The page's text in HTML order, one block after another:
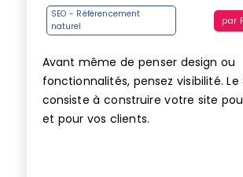
SEO - Référencement
naturel
par
Avant même de penser design ou
fonctionnalités, pensez visibilité. Le
consiste à construire votre site
et pour vos clients.